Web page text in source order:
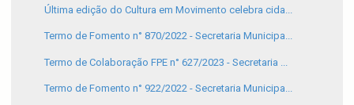
Última edição do Cultura em Movimento celebra cida...
Termo de Fomento n° 870/2022 - Secretaria Municipa...
Termo de Colaboração FPE n° 627/2023 - Secretaria ...
Termo de Fomento n° 922/2022 - Secretaria Municipa...